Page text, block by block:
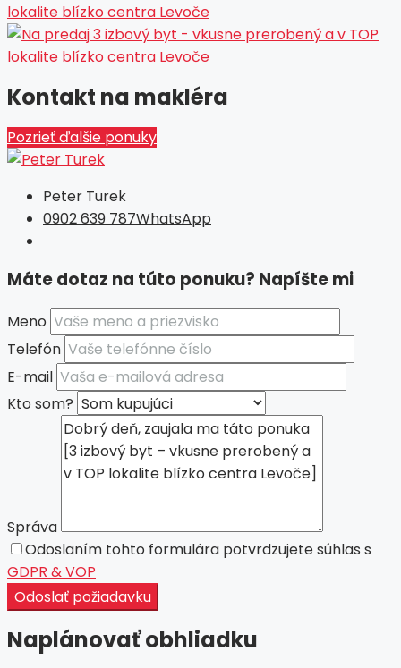
Kontakt na makléra
Pozrieť ďalšie ponuky
Peter Turek
0902 639 787WhatsApp
Máte dotaz na túto ponuku? Napíšte mi
Meno
Telefón
E-mail
Kto som?
Správa
Odoslaním tohto formulára potvrdzujete súhlas s
GDPR & VOP
Odoslať požiadavku
Naplánovať obhliadku